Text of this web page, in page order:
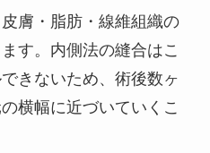
膚・脂肪・線維組織の
す。内側法の縫合はこ
きないため、術後数ヶ
横幅に近づいていくこ